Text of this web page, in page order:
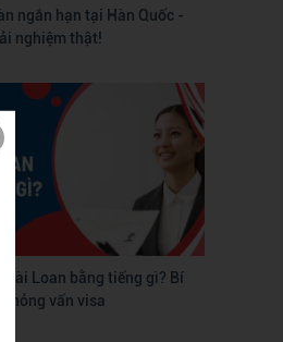
ngắn hạn tại Hàn Quốc -
nghiệm thật!
Đài Loan bằng tiếng gì? Bí
phỏng vấn visa